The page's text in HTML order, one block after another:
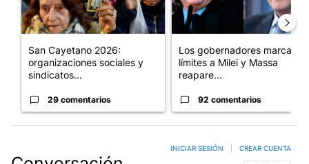
San Cayetano 2026:
organizaciones sociales y
sindicatos...
29 comentarios
Los gobernadores marcan
límites a Milei y Massa
reapare...
92 comentarios
INICIAR SESIÓN CREAR CUENTA